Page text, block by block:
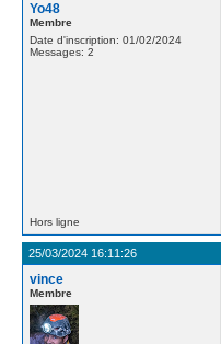
Yo48
Membre
Date d'inscription: 01/02/2024
Messages: 2
Hors ligne
25/03/2024 16:11:26
vince
Membre